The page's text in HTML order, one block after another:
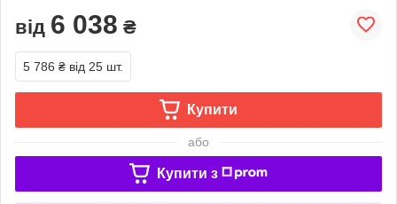
від 6 038 ₴
5 786 ₴ від 25 шт.
Купити
або
Купити з